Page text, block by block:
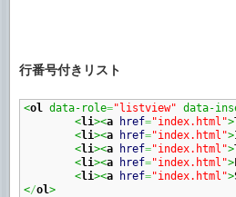
行番号付きリスト
<ol data-role="listview" data-
<li><a href="index.html">
<li><a href="index.html">
<li><a href="index.html">
<li><a href="index.html">
<li><a href="index.html">
</ol>